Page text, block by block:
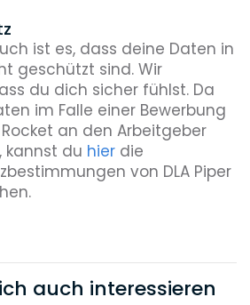
ist es, dass deine Daten in
geschützt sind. Wir
du dich sicher fühlst. Da
im Falle einer Bewerbung
an den Arbeitgeber
kannst du hierdie
von DLA Piper
auch interessieren